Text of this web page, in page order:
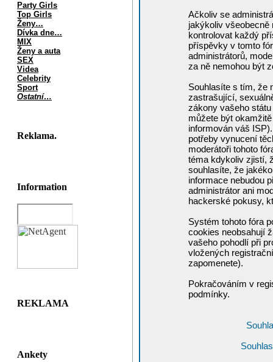
Party Girls
Top Girls
Ženy…
Dívka dne…
MIX
Ženy a auta
SEX
Videa
Celebrity
Sport
Ostatní…
Reklama.
Information
REKLAMA
Ankety
Ačkoliv se
jakýkoliv všeobecně
kontrolovat každý
příspěvky v tomto
administrátorů,
za ně nemohou být
Souhlasíte s tím, že
zastrašující,
zákony vašeho
můžete být
informován váš
potřeby vynucení
moderátoři tohoto
téma kdykoliv zjistí,
souhlasíte, že
informace nebudou
administrátor ani
hackerské pokusy,
Systém tohoto fóra
cookies neobsahují
vašeho pohodlí při
vložených
zapomenete).
Pokračováním v
podmínky.